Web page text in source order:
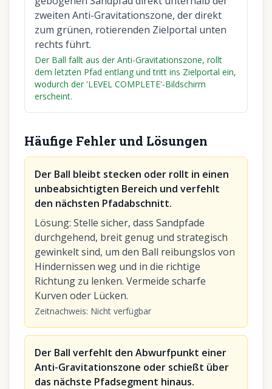
zweiten Anti-Gravitationszone, der direkt
zum grünen, rotierenden Zielportal unten
rechts führt.
Der Ball fällt aus der Anti-Gravitationszone, rollt
dem letzten Pfad entlang und tritt ins Zielportal ein,
wodurch der 'LEVEL COMPLETE'-Bildschirm
erscheint.
Häufige Fehler und Lösungen
Der Ball bleibt stecken oder rollt in einen
unbeabsichtigten Bereich und verfehlt
den nächsten Pfadabschnitt.
Lösung: Stelle sicher, dass Sandpfade
durchgehend, breit genug und strategisch
gewinkelt sind, um den Ball reibungslos von
Hindernissen weg und in die richtige
Richtung zu lenken. Vermeide scharfe
Kurven oder Lücken.
Zeitnachweis: Nicht verfügbar
Der Ball verfehlt den Abwurfpunkt einer
Anti-Gravitationszone oder schießt über
das nächste Pfadsegment hinaus.